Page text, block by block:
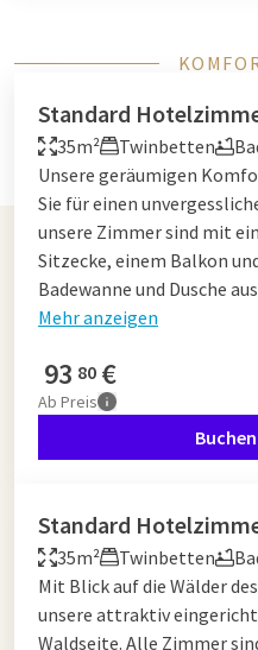
Standard
35m² Twinbetten
Unsere geräumigen
Sie für einen
unsere Zimmer sind mit
Sitzecke, einem Balkon
Badewanne und Dusche
Mehr anzeigen
93 80 €
Ab Preis
Standard
35m² Twinbetten
Mit Blick auf die Wälder
unsere attraktiv
Waldseite. Alle Zimmer